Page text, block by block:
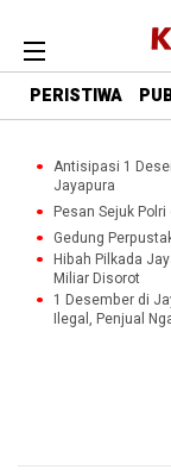
PERISTIWA
Antisipasi 1
Jayapura
Pesan Sejuk
Gedung
Hibah Pilkada
Miliar Disorot
1 Desember di
Ilegal, Penjual